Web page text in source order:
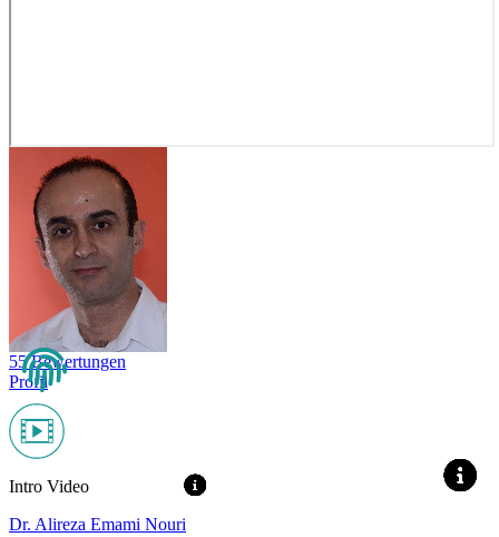
55 Bewertungen
Profil
Intro Video
Dr. Alireza Emami Nouri